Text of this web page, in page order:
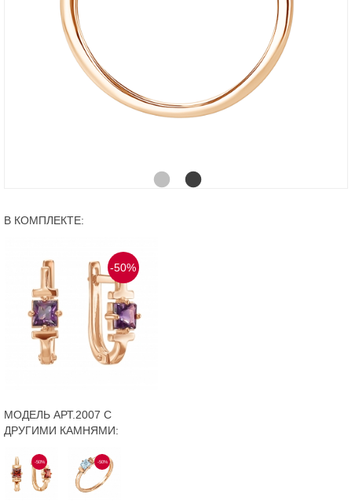
В КОМПЛЕКТЕ:
-50%
МОДЕЛЬ АРТ.2007 С
ДРУГИМИ КАМНЯМИ:
-50% -50%